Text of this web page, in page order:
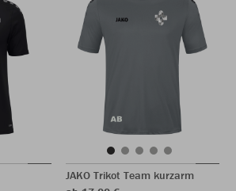
JAKO Trikot Team kurzarm